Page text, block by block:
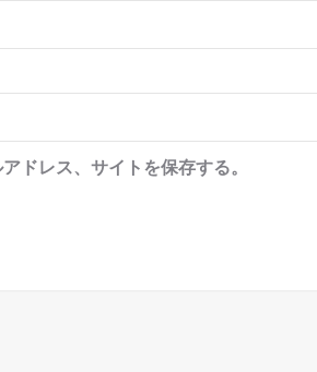
ドレス、サイトを保存する。